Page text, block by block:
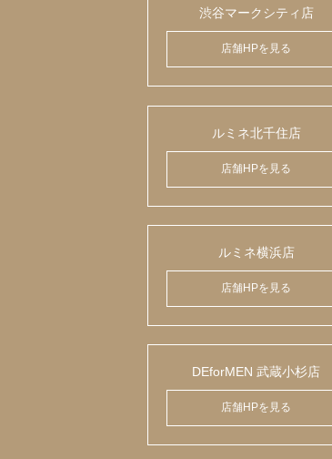
渋谷マークシティ店
店舗HPを見る
ルミネ北千住店
店舗HPを見る
ルミネ横浜店
店舗HPを見る
DEforMEN 武蔵小杉店
店舗HPを見る